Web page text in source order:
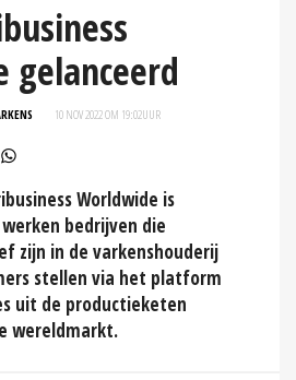
gelanceerd
10 NOV 2022 OM 19:02UUR
Worldwide is
bedrijven die
zijn in de varkenshouderij
stellen via het platform
uit de productieketen
wereldmarkt.